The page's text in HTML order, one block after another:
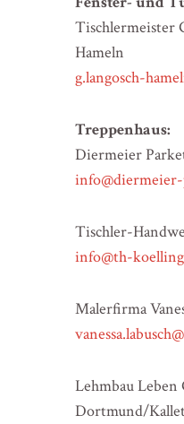
Tischlermeister
Hameln
g.langosch-
Treppenhaus:
Diermeier
Tischler-
info@th-
Malerfirma
Lehmbau
Dortmund/